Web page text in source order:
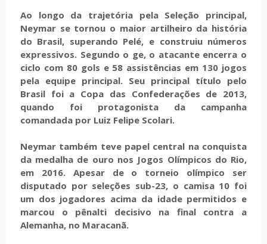
Ao longo da trajetória pela Seleção principal,
Neymar se tornou o maior artilheiro da história
do Brasil, superando Pelé, e construiu números
expressivos. Segundo o ge, o atacante encerra o
ciclo com 80 gols e 58 assistências em 130 jogos
pela equipe principal. Seu principal título pelo
Brasil foi a Copa das Confederações de 2013,
quando foi protagonista da campanha
comandada por Luiz Felipe Scolari.
Neymar também teve papel central na conquista
da medalha de ouro nos Jogos Olímpicos do Rio,
em 2016. Apesar de o torneio olímpico ser
disputado por seleções sub-23, o camisa 10 foi
um dos jogadores acima da idade permitidos e
marcou o pênalti decisivo na final contra a
Alemanha, no Maracanã.